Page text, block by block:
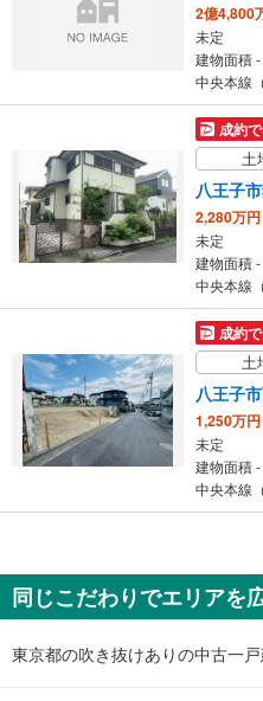
2億4,800
未定
建物面積 -
中央本線
成約
土
八王子
2,280万円
未定
建物面積 -
中央本線
成約
土
八王子
1,250万円
未定
建物面積 -
八王子
1,580万円
未定
建物面積 -
同じこだわりでエリアを
東京都の吹き抜けありの中古一